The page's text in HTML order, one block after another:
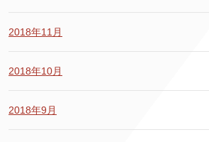
2018年11月
2018年10月
2018年9月